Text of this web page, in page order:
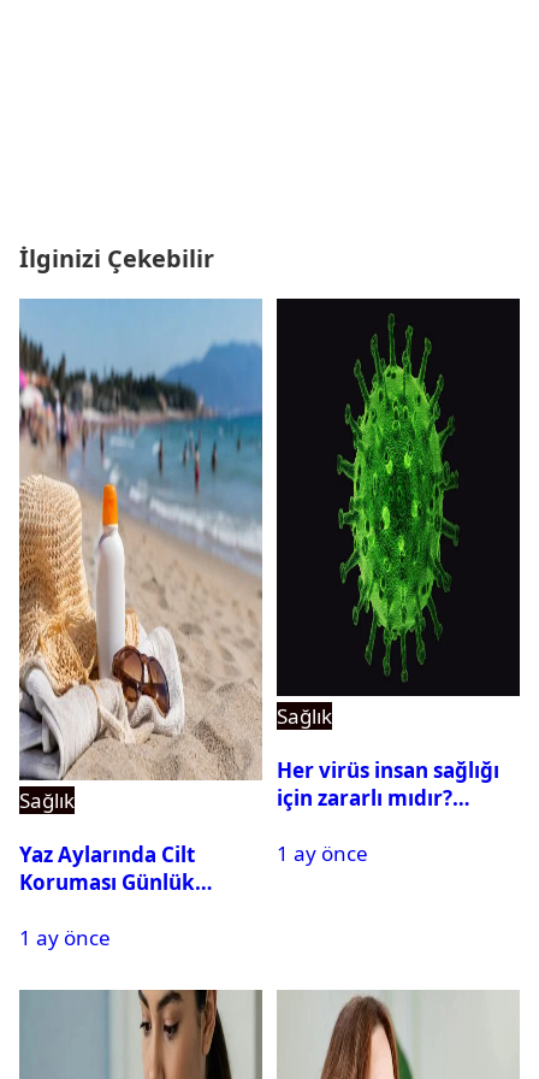
İlginizi Çekebilir
Sağlık
Yaz Aylarında Cilt
Koruması Günlük
Haline Geliyor
1 ay önce
Sağlık
Her virüs insan sağlığı
için zararlı mıdır?
nelerdir? Virüs çeşitleri
1 ay önce